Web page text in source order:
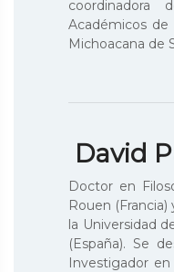
Académicos de
Michoacana de
David
Doctor en
Rouen
la Universidad
(España). Se
Investigador